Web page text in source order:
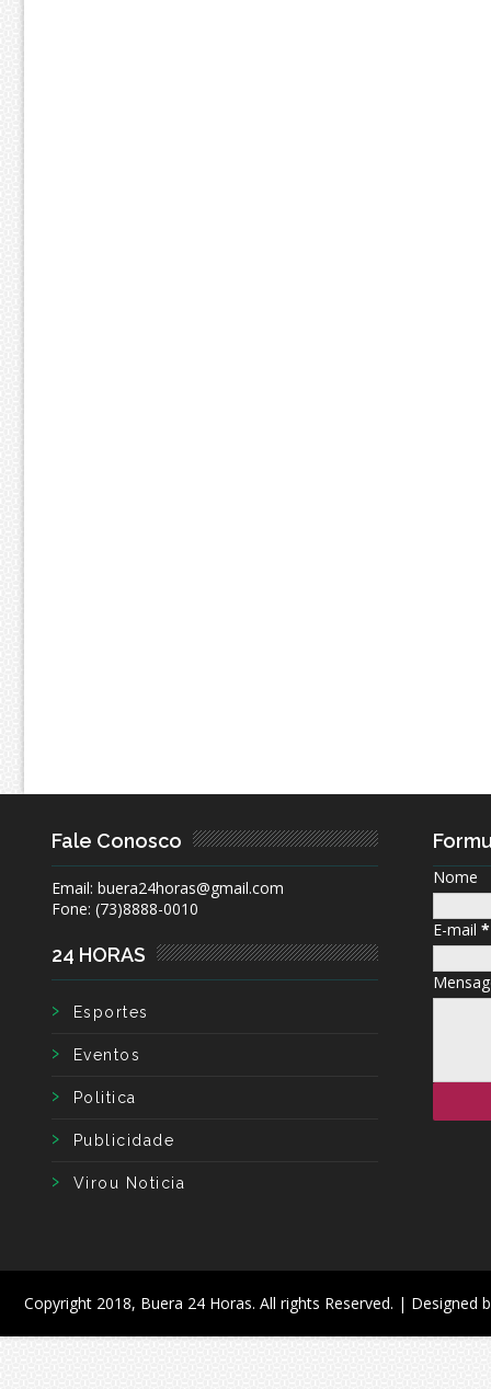
Fale Conosco
Email: buera24horas@gmail.com
Fone: (73)8888-0010
24 HORAS
Esportes
Eventos
Politica
Publicidade
Virou Noticia
Nome
E-mail *
Copyright 2018, Buera 24 Horas. All rights Reserved. | Designed